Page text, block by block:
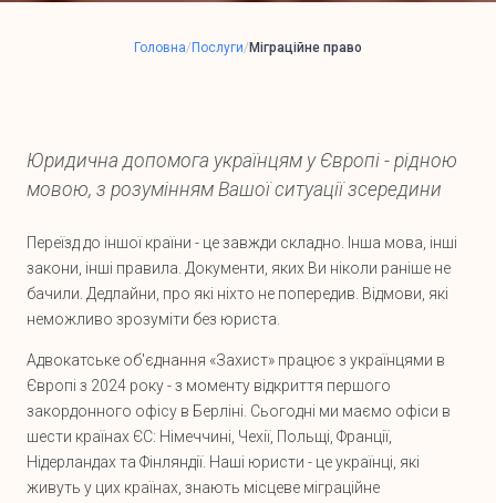
Головна/ Послуги/ Міграційне право
Юридична допомога українцям у Європі - рідною
мовою, з розумінням Вашої ситуації зсередини
Переїзд до іншої країни - це завжди складно. Інша мова, інші
закони, інші правила. Документи, яких Ви ніколи раніше не
бачили. Дедлайни, про які ніхто не попередив. Відмови, які
неможливо зрозуміти без юриста.
Адвокатське об'єднання «Захист» працює з українцями в
Європі з 2024 року - з моменту відкриття першого
закордонного офісу в Берліні. Сьогодні ми маємо офіси в
шести країнах ЄС: Німеччині, Чехії, Польщі, Франції,
Нідерландах та Фінляндії. Наші юристи - це українці, які
живуть у цих країнах, знають місцеве міграційне